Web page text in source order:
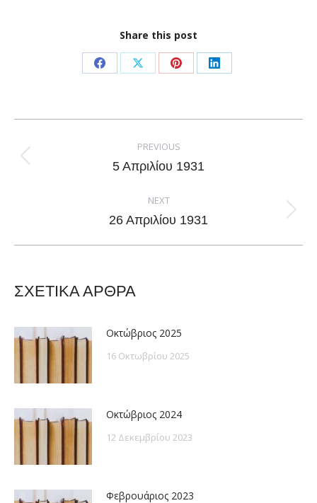
Share this post
Share
Facebook
Share
X
Share
Pinterest
Share
LinkedIn
navigation
PREVIOUS
Previous
5 Απριλίου 1931
NEXT
Next
26 Απριλίου 1931
ΣΧΕΤΙΚΑ ΑΡΘΡΑ
Οκτώβριος 2025
16 Οκτωβρίου 2025
Οκτώβριος 2024
12 Δεκεμβρίου 2023
Φεβρουάριος 2023